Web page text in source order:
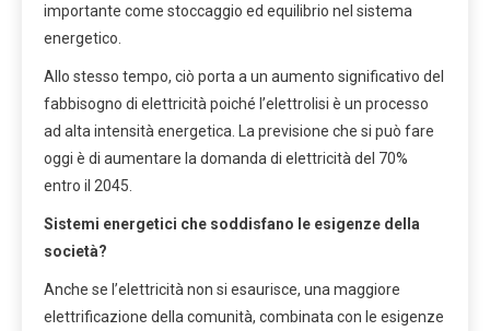
importante come stoccaggio ed equilibrio nel sistema
energetico.
Allo stesso tempo, ciò porta a un aumento significativo del
fabbisogno di elettricità poiché l’elettrolisi è un processo
ad alta intensità energetica. La previsione che si può fare
oggi è di aumentare la domanda di elettricità del 70%
entro il 2045.
Sistemi energetici che soddisfano le esigenze della
società?
Anche se l’elettricità non si esaurisce, una maggiore
elettrificazione della comunità, combinata con le esigenze